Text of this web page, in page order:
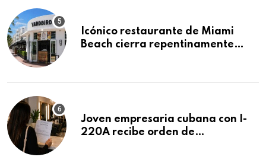
Icónico restaurante de Miami
Beach cierra repentinamente
Joven empresaria cubana con I-
220A recibe orden de